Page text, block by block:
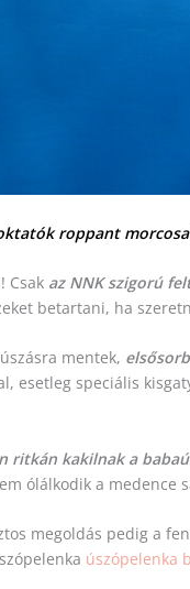
oktatók roppant
Csak az NNK szigorú
betartani, ha
mentek,
esetleg speciális
ritkán kakilnak a
ólálkodik a medence
megoldás pedig a
úszópelenka